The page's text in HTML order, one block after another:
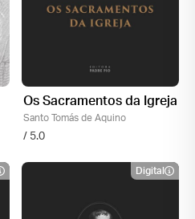
Os Sacramentos da Igreja
Santo Tomás de Aquino
/ 5.0
Digital